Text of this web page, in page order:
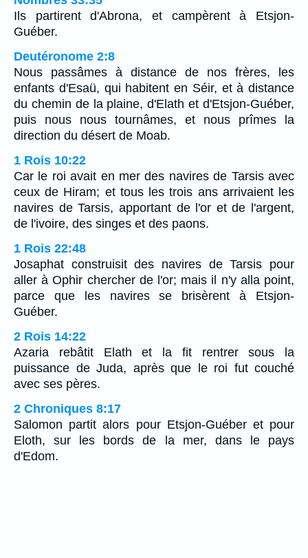
Ils partirent d'Abrona, et campèrent à Etsjon-
Guéber.
Deutéronome 2:8
Nous passâmes à distance de nos frères, les
enfants d'Esaü, qui habitent en Séir, et à distance
du chemin de la plaine, d'Elath et d'Etsjon-Guéber,
puis nous nous tournâmes, et nous prîmes la
direction du désert de Moab.
1 Rois 10:22
Car le roi avait en mer des navires de Tarsis avec
ceux de Hiram; et tous les trois ans arrivaient les
navires de Tarsis, apportant de l'or et de l'argent,
de l'ivoire, des singes et des paons.
1 Rois 22:48
Josaphat construisit des navires de Tarsis pour
aller à Ophir chercher de l'or; mais il n'y alla point,
parce que les navires se brisèrent à Etsjon-
Guéber.
2 Rois 14:22
Azaria rebâtit Elath et la fit rentrer sous la
puissance de Juda, après que le roi fut couché
avec ses pères.
2 Chroniques 8:17
Salomon partit alors pour Etsjon-Guéber et pour
Eloth, sur les bords de la mer, dans le pays
d'Edom.